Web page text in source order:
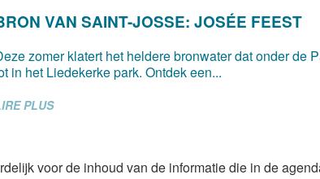
VAN SAINT-JOSSE: JOSÉE FEEST
zomer klatert het heldere bronwater dat onder de
in het Liedekerke park. Ontdek een...
PLUS
voor de inhoud van de informatie die in de